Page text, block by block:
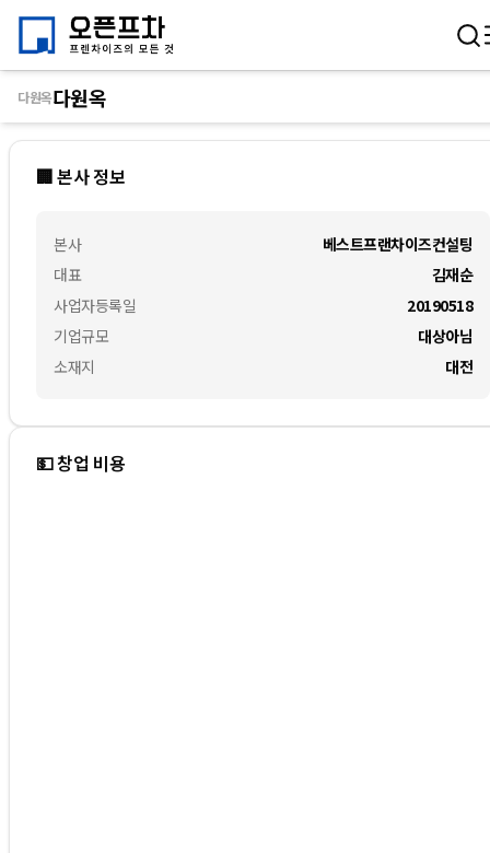
🏢 본사 정보
본사
대표
사업자등록일
기업규모
소재지
베스트프랜차이즈컨설팅
김재순
20190518
대상아님
대전
다원옥다원옥
💵 창업 비용